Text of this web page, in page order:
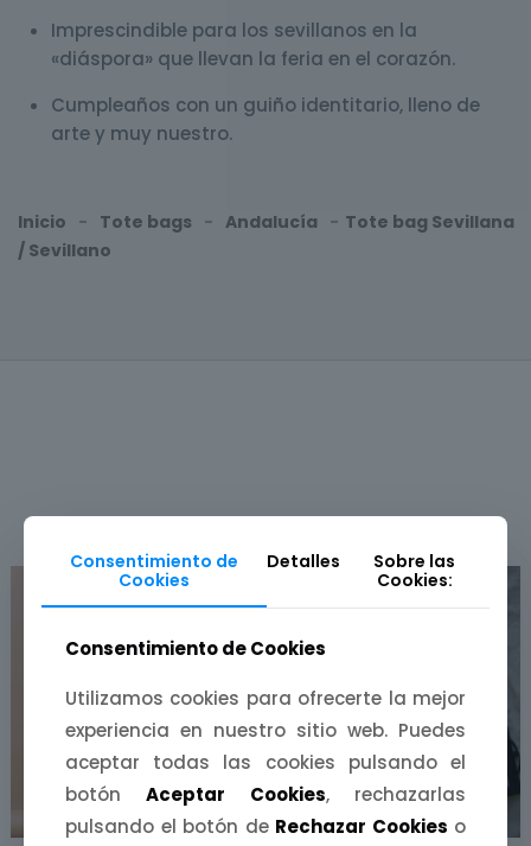
Inicio - Tote bags - Andalucía - Tote bag Sevillana
/ Sevillano
Imprescindible para los sevillanos en la
«diáspora» que llevan la feria en el corazón.
Cumpleaños con un guiño identitario, lleno de
arte y muy nuestro.
PRODUCTOS RELACIONADOS
Consentimiento de
Cookies
Detalles
Sobre las
Cookies:
Consentimiento de Cookies
Utilizamos cookies para ofrecerte la mejor
experiencia en nuestro sitio web. Puedes
aceptar todas las cookies pulsando el
botónAceptar Cookies, rechazarlas
pulsando el botón de Rechazar Cookies o